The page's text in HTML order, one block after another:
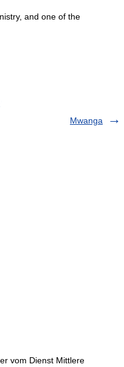
and one of the
Mwanga
vom Dienst Mittlere